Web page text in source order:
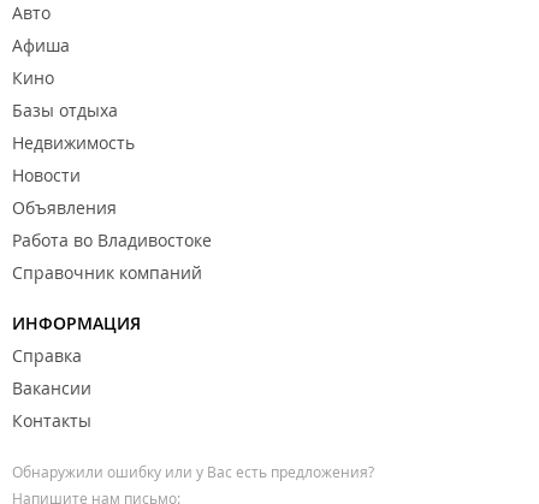
Авто
Афиша
Кино
Базы отдыха
Недвижимость
Новости
Объявления
Работа во Владивостоке
Справочник компаний
ИНФОРМАЦИЯ
Справка
Вакансии
Контакты
Обнаружили ошибку или у Вас есть предложения?
Напишите нам письмо: